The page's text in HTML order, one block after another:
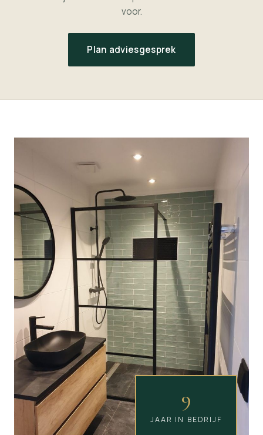
voor.
Plan adviesgesprek
9
JAAR IN BEDRIJF